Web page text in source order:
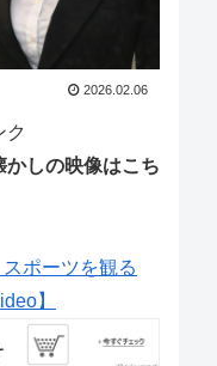
2026.02.06
ク
かしの映像はこち
ポーツを観る
】